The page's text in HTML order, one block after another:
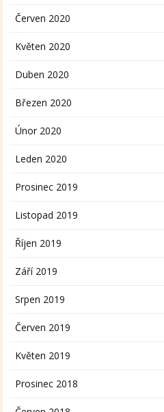
Červen 2020
Květen 2020
Duben 2020
Březen 2020
Únor 2020
Leden 2020
Prosinec 2019
Listopad 2019
Říjen 2019
Září 2019
Srpen 2019
Červen 2019
Květen 2019
Prosinec 2018